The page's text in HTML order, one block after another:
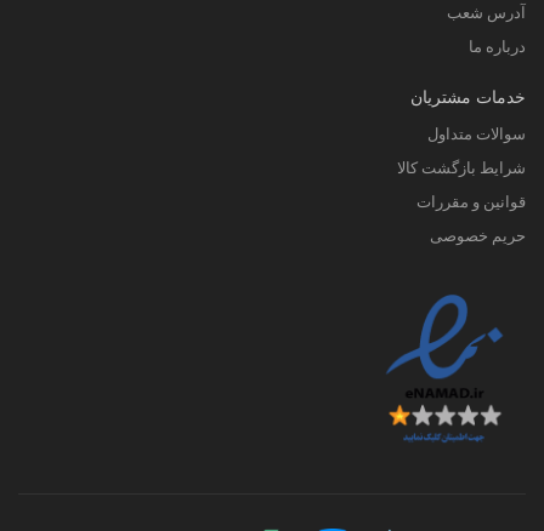
آدرس شعب
درباره ما
خدمات مشتریان
سوالات متداول
شرایط بازگشت کالا
قوانین و مقررات
حریم خصوصی